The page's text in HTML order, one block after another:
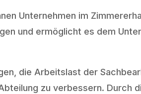
Unternehmen im
und ermöglicht es dem
die Arbeitslast der
zu verbessern. Durch